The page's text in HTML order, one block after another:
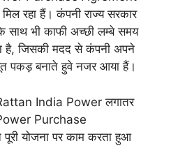
रहा हैं। कंपनी राज्य सरकार
भी काफी अच्छी लम्बे समय
है, जिसकी मदद से कंपनी अपने
पकड़ बनाते हुवे नजर आया हैं।
India Power लगातर
Purchase
योजना पर काम करता हुआ